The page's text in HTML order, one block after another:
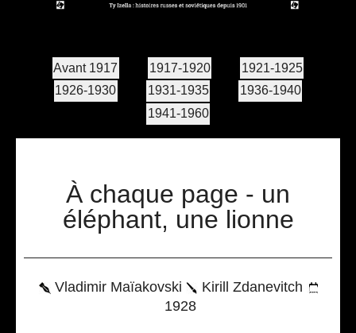
Avant 1917 1917-1920
1921-1925
1926-1930
1931-1935
1936-1940
1941-1960
À chaque page - un
éléphant, une lionne
Vladimir Maïakovski
Kirill Zdanevitch
1928